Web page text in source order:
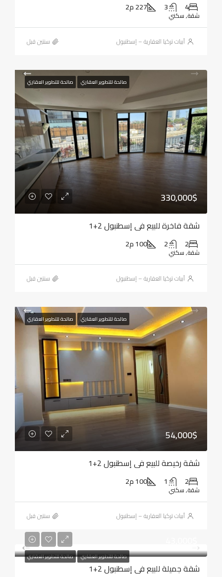
4
3 227 م2
شقة, سكني
أبيات تركيا العقارية – إسطنبول ‏سنتين قبل
صالحة للتطوير العقاري صالحة للتطوير العقاري
330,000$
شقة فاخرة للبيع في إسطنبول 2+1
2
2 100 م2
شقة, سكني
أبيات تركيا العقارية – إسطنبول ‏سنتين قبل
صالحة للتطوير العقاري صالحة للتطوير العقاري
54,000$
شقة رخيصة للبيع في إسطنبول 2+1
2
1 100 م2
شقة, سكني
أبيات تركيا العقارية – إسطنبول ‏سنتين قبل
صالحة للتطوير العقاري صالحة للتطوير العقاري
شقة جميلة للبيع في إسطنبول 2+1